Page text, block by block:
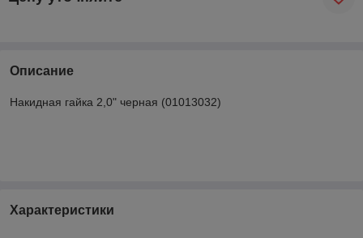
Описание
Накидная гайка 2,0" черная (01013032)
Характеристики